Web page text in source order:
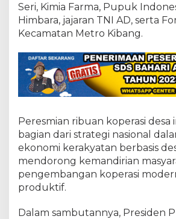
e
s
m
k
a
n
O
l
h
P
e
s
i
n
Seri, Kimia Farma, Pupuk
Himbara, jajaran TNI AD, serta
Kecamatan Metro Kibang.
Peresmian ribuan koperasi desa
bagian dari strategi nasional
ekonomi kerakyatan berbasis
mendorong kemandirian
pengembangan koperasi
produktif.
Dalam sambutannya, Presiden